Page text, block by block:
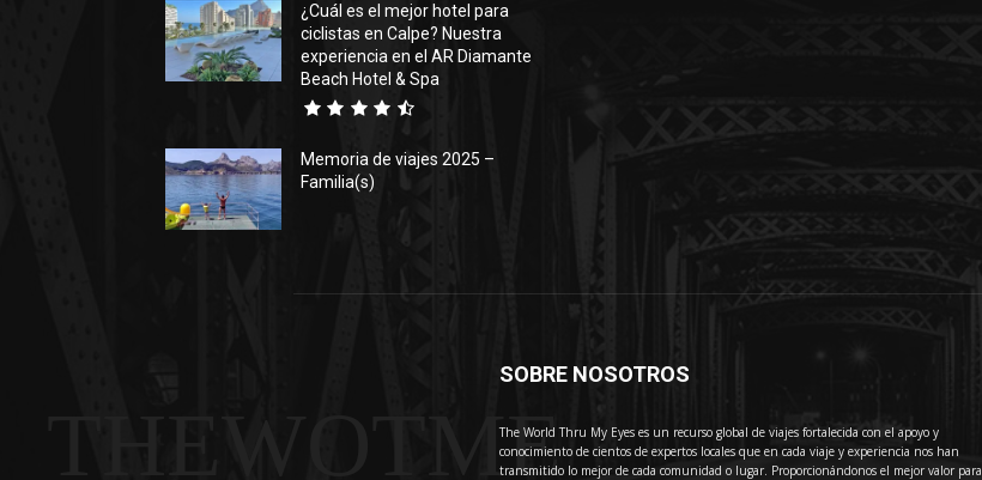
¿Cuál es el mejor hotel para
ciclistas en Calpe? Nuestra
experiencia en el AR Diamante
Beach Hotel & Spa
Memoria de viajes 2025 –
Familia(s)
THEWOTME
SOBRE NOSOTROS
The World Thru My Eyes es un recurso global de viajes fortalecida con el apoyo y
conocimiento de cientos de expertos locales que en cada viaje y experiencia nos han
transmitido lo mejor de cada comunidad o lugar. Proporcionándonos el mejor valor para